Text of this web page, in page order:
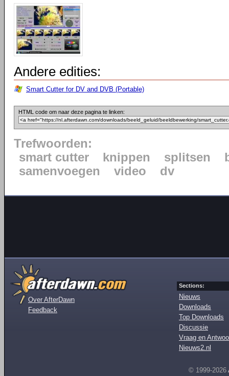
Andere edities:
Smart Cutter for DV and DVB (Portable)
HTML code om naar deze pagina te linken:
Trefwoorden:
smart cutter
knippen splitsen
samenvoegen
video dv
Over AfterDawn
Feedback
Sections:
Nieuws
Downloads
Top Downloads
Discussie
Vraag en
Nieuws2.nl
© 1999-2026